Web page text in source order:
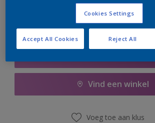
Vind een winkel
Voeg toe aan klus
Cookies Settings
Reject All
Accept All Cookies